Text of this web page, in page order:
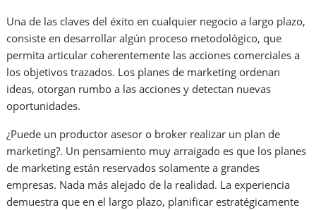
Una de las claves del éxito en cualquier negocio a largo plazo,
consiste en desarrollar algún proceso metodológico, que
permita articular coherentemente las acciones comerciales a
los objetivos trazados. Los planes de marketing ordenan
ideas, otorgan rumbo a las acciones y detectan nuevas
oportunidades.
¿Puede un productor asesor o broker realizar un plan de
marketing?. Un pensamiento muy arraigado es que los planes
de marketing están reservados solamente a grandes
empresas. Nada más alejado de la realidad. La experiencia
demuestra que en el largo plazo, planificar estratégicamente